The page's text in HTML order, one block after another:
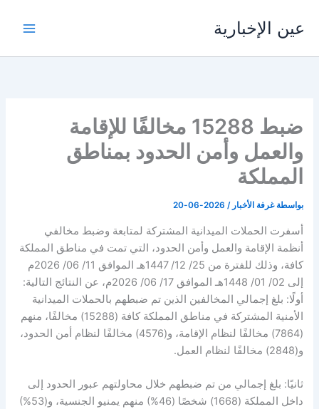
المحتوى
عين الإخبارية
ضبط 15288 مخالفًا للإقامة
والعمل وأمن الحدود بمناطق
المملكة
بواسطة غرفة الأخبار/
2026-06-20
أسفرت الحملات الميدانية المشتركة لمتابعة وضبط مخالفي
أنظمة الإقامة والعمل وأمن الحدود، التي تمت في مناطق المملكة
كافة، وذلك للفترة من 25/ 12/ 1447هـ الموافق 11/ 06/ 2026م
إلى 02/ 01/ 1448هـ الموافق 17/ 06/ 2026م، عن النتائج التالية:
أولًا: بلغ إجمالي المخالفين الذين تم ضبطهم بالحملات الميدانية
الأمنية المشتركة في مناطق المملكة كافة (15288) مخالفًا، منهم
(7864) مخالفًا لنظام الإقامة، و(4576) مخالفًا لنظام أمن الحدود،
و(2848) مخالفًا لنظام العمل.
ثانيًا: بلغ إجمالي من تم ضبطهم خلال محاولتهم عبور الحدود إلى
داخل المملكة (1668) شخصًا (46%) منهم يمنيو الجنسية، و(53%)